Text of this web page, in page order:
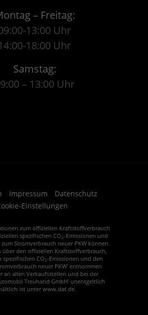
– Freitag:
13:00 Uhr
18:00 Uhr
Samstag:
– 13:00 Uhr
Impressum
Datenschutz
Einstellungen
zum offiziellen Kraftstoffverbrauch
spezifischen CO 2-Emissionen und
Stromverbrauch neuer PKW können
über den offiziellen Kraftstoffverbrauch,
CO 2-Emissionen und den
neuer PKW' entnommen
an allen Verkaufsstellen und bei der
Treuhand GmbH' unentgeltlich
ist unter www.dat.de.